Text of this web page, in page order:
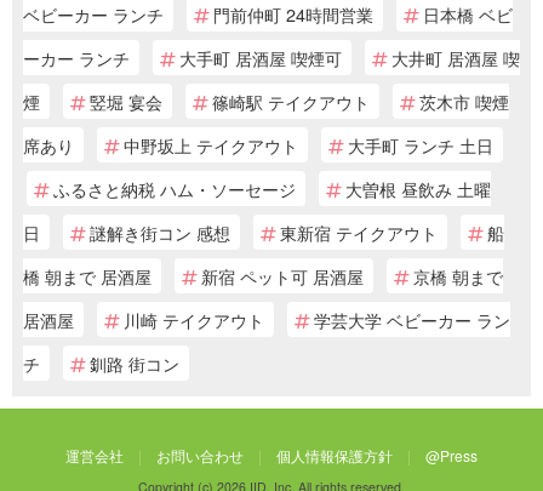
ベビーカー ランチ
門前仲町 24時間営業
日本橋 ベビ
ーカー ランチ
大手町 居酒屋 喫煙可
大井町 居酒屋 喫
煙
竪堀 宴会 篠崎駅 テイクアウト
茨木市 喫煙
席あり
中野坂上 テイクアウト
大手町 ランチ 土日
ふるさと納税 ハム・ソーセージ
大曽根 昼飲み 土曜
日
謎解き街コン 感想 東新宿 テイクアウト
船
橋 朝まで 居酒屋
新宿 ペット可 居酒屋
京橋 朝まで
居酒屋
川崎 テイクアウト
学芸大学 ベビーカー ラン
チ
釧路 街コン
運営会社 お問い合わせ 個人情報保護方針 @Press
Copyright (c) 2026 IID, Inc. All rights reserved.